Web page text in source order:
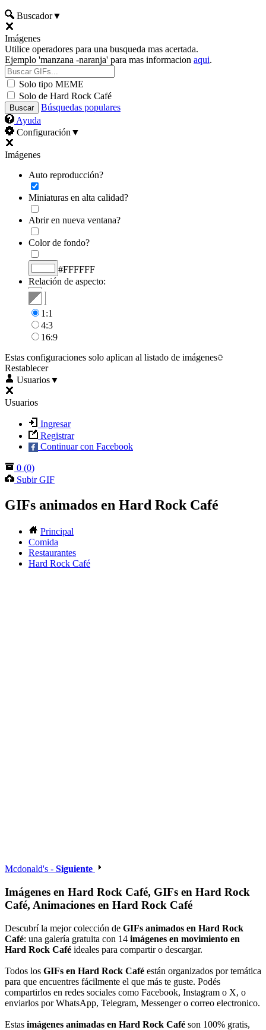
Buscador▼
Imágenes
Utilice operadores para una busqueda mas acertada.
Ejemplo 'manzana -naranja' para mas informacion aqui.
Solo tipo MEME
Solo de Hard Rock Café
Búsquedas populares
Ayuda
Configuración ▼
Imágenes
Auto reproducción?
Miniaturas en alta calidad?
Abrir en nueva ventana?
Color de fondo?
#FFFFFF
Relación de aspecto:
1:1
4:3
16:9
Estas configuraciones solo aplican al listado de imágenes
Restablecer
Usuarios▼
Usuarios
Ingresar
Registrar
Continuar con Facebook
0 (0)
Subir GIF
GIFs animados en Hard Rock Café
Principal
Comida
Restaurantes
Hard Rock Café
Mcdonald's - Siguiente
Imágenes en Hard Rock Café, GIFs en Hard Rock
Café, Animaciones en Hard Rock Café
Descubrí la mejor colección de GIFs animados en Hard Rock
Café: una galería gratuita con 14 imágenes en movimiento en
Hard Rock Café ideales para compartir o descargar.
Todos los GIFs en Hard Rock Café están organizados por temática
para que encuentres fácilmente el que más te guste. Podés
compartirlos en redes sociales como Facebook, Instagram o X, o
enviarlos por WhatsApp, Telegram, Messenger o correo electronico.
Estas imágenes animadas en Hard Rock Café son 100% gratis,